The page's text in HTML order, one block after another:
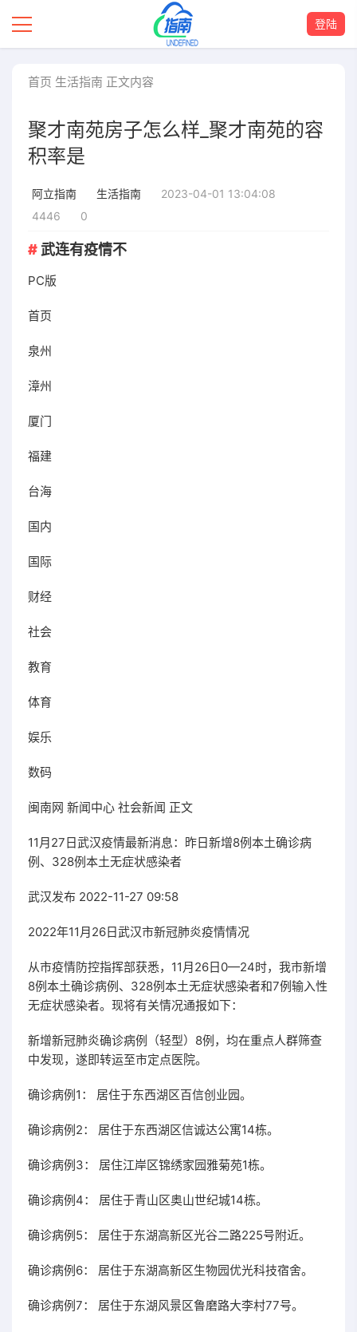
登陆
首页 生活指南 正文内容
聚才南苑房子怎么样_聚才南苑的容
积率是
阿立指南 生活指南
2023-04-01 13:04:08
4446
0
武连有疫情不
PC版
首页
泉州
漳州
厦门
福建
台海
国内
国际
财经
社会
教育
体育
娱乐
数码
闽南网 新闻中心 社会新闻 正文
11月27日武汉疫情最新消息：昨日新增8例本土确诊病
例、328例本土无症状感染者
武汉发布 2022-11-27 09:58
2022年11月26日武汉市新冠肺炎疫情情况
从市疫情防控指挥部获悉，11月26日0—24时，我市新增
8例本土确诊病例、328例本土无症状感染者和7例输入性
无症状感染者。现将有关情况通报如下：
新增新冠肺炎确诊病例（轻型）8例，均在重点人群筛查
中发现，遂即转运至市定点医院。
确诊病例1： 居住于东西湖区百信创业园。
确诊病例2： 居住于东西湖区信诚达公寓14栋。
确诊病例3： 居住江岸区锦绣家园雅菊苑1栋。
确诊病例4： 居住于青山区奥山世纪城14栋。
确诊病例5： 居住于东湖高新区光谷二路225号附近。
确诊病例6： 居住于东湖高新区生物园优光科技宿舍。
确诊病例7： 居住于东湖风景区鲁磨路大李村77号。